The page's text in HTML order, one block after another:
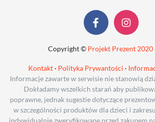
Copyright © Projekt Prezent 2020
Kontakt · Polityka Prywantości ·
Informacje zawarte w serwisie nie stanowią
Dokładamy wszelkich starań aby
poprawne, jednak sugestie dotyczące
w szczególności produktów dla dzieci i
indywidualnie zweryfikowane przed zakupem